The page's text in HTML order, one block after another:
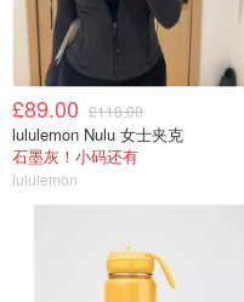
£89.00 £118.00
lululemon Nulu 女士夹克
石墨灰！小码还有
lululemon